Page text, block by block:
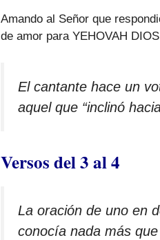
Amando al Señor que
de amor para YEHOVAH
El cantante hace un
aquel que “inclinó
Versos del 3 al 4
La oración de uno en
conocía nada más